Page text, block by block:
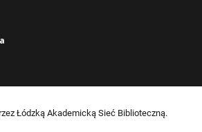
Łódzką Akademicką Sieć Biblioteczną.